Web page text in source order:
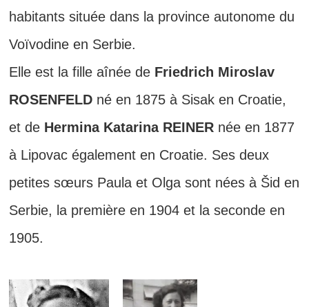
habitants située dans la province autonome du
Voïvodine en Serbie.
Elle est la fille aînée de Friedrich Miroslav
ROSENFELDné en 1875 à Sisak en Croatie,
et de Hermina Katarina REINERnée en 1877
à Lipovac également en Croatie. Ses deux
petites sœurs Paula et Olga sont nées à Šid en
Serbie, la première en 1904 et la seconde en
1905.